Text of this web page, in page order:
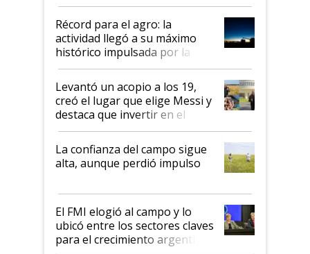
el agro aportó casi seis de cada
diez dólares y sostuvo el
liderazgo en un semestre
récord
Récord para el agro: la
actividad llegó a su máximo
histórico impulsada por la
cosecha y las exportaciones
Levantó un acopio a los 19,
creó el lugar que elige Messi y
destaca que invertir en el
kirchnerismo era como "darle
plata a un hijo para droga":
Juan Félix Rossetti, el libertario
que de una dura crisis salió
de Milei
La confianza del campo sigue
alta, aunque perdió impulso
El FMI elogió al campo y lo
ubicó entre los sectores claves
para el crecimiento argentino